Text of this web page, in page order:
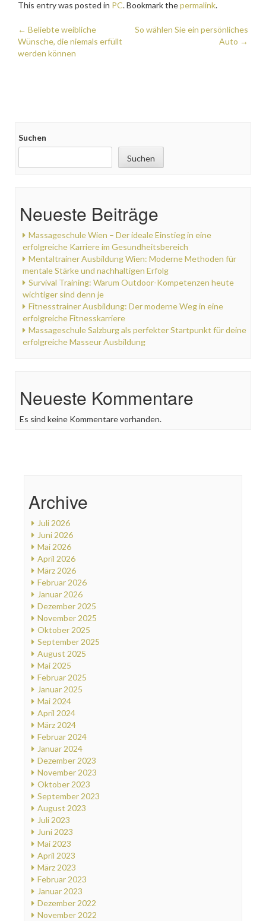
This entry was posted in PC. Bookmark thepermalink.
Post
navigation
← Beliebte weibliche
Wünsche, die niemals erfüllt
werden können
So wählen Sie ein persönliches
Auto →
Suchen
Suchen
Neueste Beiträge
Massageschule Wien – Der ideale Einstieg in eine
erfolgreiche Karriere im Gesundheitsbereich
Mentaltrainer Ausbildung Wien: Moderne Methoden für
mentale Stärke und nachhaltigen Erfolg
Survival Training: Warum Outdoor-Kompetenzen heute
wichtiger sind denn je
Fitnesstrainer Ausbildung: Der moderne Weg in eine
erfolgreiche Fitnesskarriere
Massageschule Salzburg als perfekter Startpunkt für deine
erfolgreiche Masseur Ausbildung
Neueste Kommentare
Es sind keine Kommentare vorhanden.
Archive
Juli 2026
Juni 2026
Mai 2026
April 2026
März 2026
Februar 2026
Januar 2026
Dezember 2025
November 2025
Oktober 2025
September 2025
August 2025
Mai 2025
Februar 2025
Januar 2025
Mai 2024
April 2024
März 2024
Februar 2024
Januar 2024
Dezember 2023
November 2023
Oktober 2023
September 2023
August 2023
Juli 2023
Juni 2023
Mai 2023
April 2023
März 2023
Februar 2023
Januar 2023
Dezember 2022
November 2022